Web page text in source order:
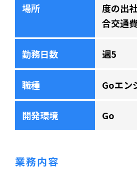
場所
度の出
合交通
勤務日数 週5
職種 Goエン
開発環境 Go
業務内容